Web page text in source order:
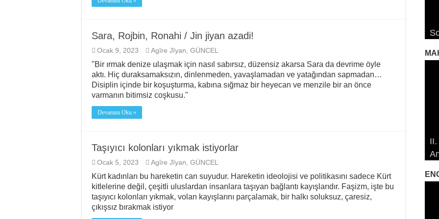
Sara, Rojbin, Ronahi / Jin jiyan azadi!
Ocak 9, 2023 Agîre Jîyan, GÜNCEL
"Bir ırmak denize ulaşmak için nasıl sabırsız, düzensiz akarsa Sara da devrime öyle
aktı. Hiç duraksamaksızın, dinlenmeden, yavaşlamadan ve yatağından sapmadan…
Disiplin içinde bir koşuşturma, kabına sığmaz bir heyecan ve menzile bir an önce
varmanın bitimsiz coşkusu."
Devamını Oku »
Taşıyıcı kolonları yıkmak istiyorlar
Ocak 5, 2023 Agîre Jîyan, GÜNCEL
Kürt kadınları bu hareketin can suyudur. Hareketin ideolojisi ve politikasını sadece Kürt
kitlelerine değil, çeşitli uluslardan insanlara taşıyan bağlantı kayışlarıdır. Faşizm, işte bu
taşıyıcı kolonları yıkmak, volan kayışlarını parçalamak, bir halkı soluksuz, çaresiz,
çıkışsız bırakmak istiyor
II.